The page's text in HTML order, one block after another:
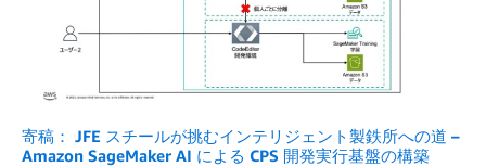
寄稿： JFE スチールが挑むインテリジェント製鉄所への道 –
Amazon SageMaker AI による CPS 開発実行基盤の構築